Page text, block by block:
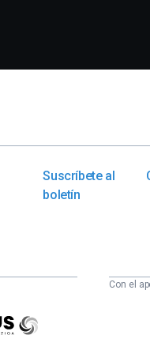
Suscríbete al
boletín
Con el